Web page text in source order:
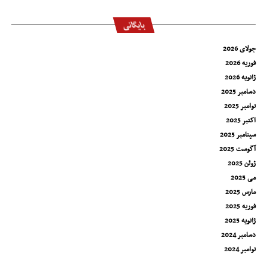
بایگانی
جولای 2026
فوریه 2026
ژانویه 2026
دسامبر 2025
نوامبر 2025
اکتبر 2025
سپتامبر 2025
آگوست 2025
ژوئن 2025
می 2025
مارس 2025
فوریه 2025
ژانویه 2025
دسامبر 2024
نوامبر 2024